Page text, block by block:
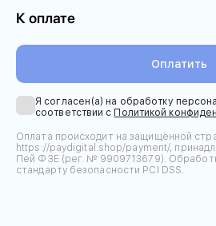
К оплате
Оплатить
Я согласен(а) на обработку
соответствии с Политикой
Оплата происходит на защищённой
https://paydigital.shop/payment/,
Пей ФЗЕ (рег. № 9909713679).
стандарту безопасности PCI DSS.